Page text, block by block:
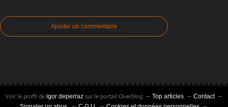
Ajouter un commentaire
Voir le profil de igor deperraz sur le portail Overblog Top articles
Contact